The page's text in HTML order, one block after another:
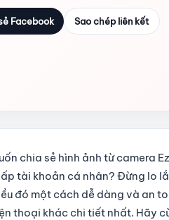
Facebook Sao chép liên kết
chia sẻ hình ảnh từ camera
tài khoản cá nhân? Đừng lo
đó một cách dễ dàng và an
thoại khác chi tiết nhất. Hãy